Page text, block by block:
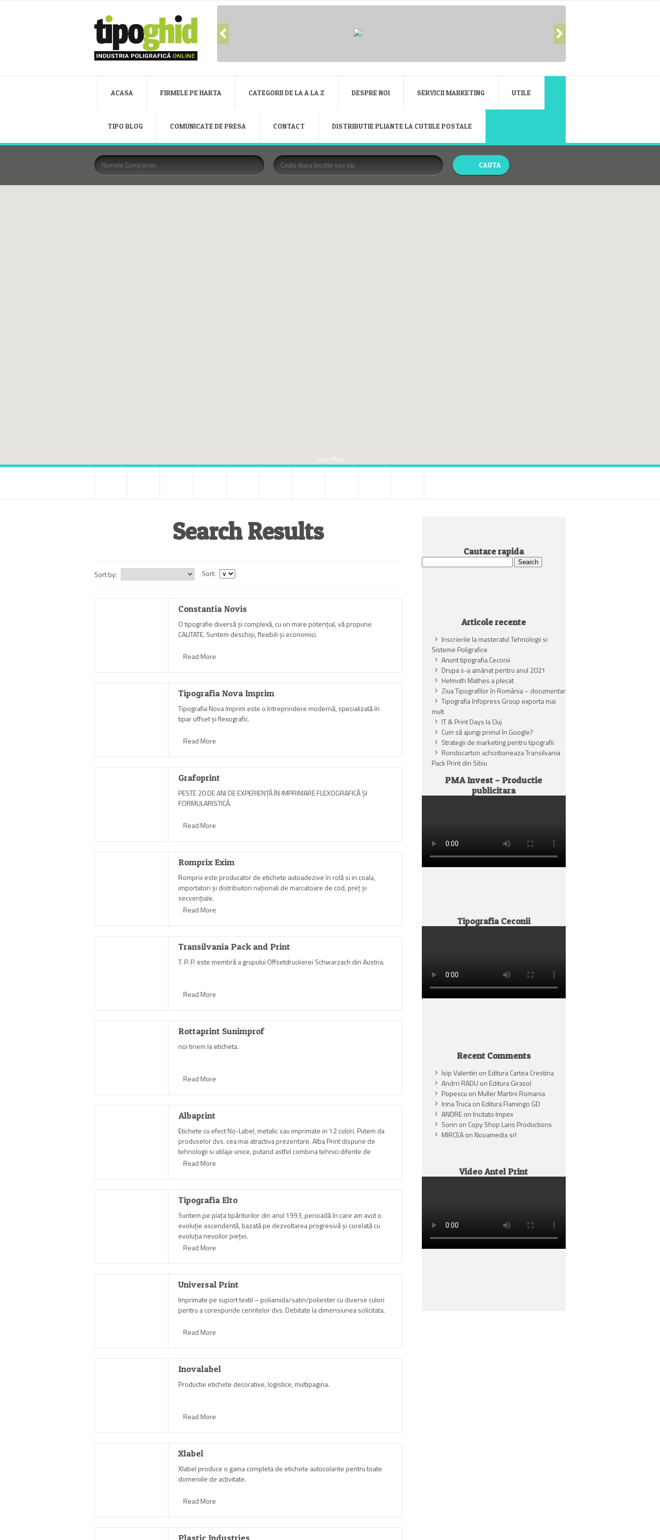
ACASA FIRMELE PE HARTA CATEGORII DE LA A LA Z DESPRE NOI SERVICII MARKETING UTILE
TIPO BLOG COMUNICATE DE PRESA CONTACT DISTRIBUTIE PLIANTE LA CUTIILE POSTALE
Hide Map
Search Results
Sort by: Sort:
Constantia Novis
O tipografie diversă şi complexă, cu un mare potenţial, vă propune
CALITATE. Suntem deschişi, flexibili şi economici.
Read More
Tipografia Nova Imprim
Tipografia Nova Imprim este o întreprindere modernă, specializată în
tipar offset și flexografic.
Read More
Grafoprint
PESTE 20 DE ANI DE EXPERIENȚĂ ÎN IMPRIMARE FLEXOGRAFICĂ ȘI
FORMULARISTICĂ.
Read More
Romprix Exim
Romprix este producator de etichete autoadezive în rolă si in coala,
importatori şi distribuitori naţionali de marcatoare de cod, preţ şi
secvenţiale.
Read More
Transilvania Pack and Print
T. P. P. este membră a grupului Offsetdruckerei Schwarzach din Austria.
Read More
Rottaprint Sunimprof
noi tinem la eticheta.
Read More
Albaprint
Etichete cu efect No-Label, metalic sau imprimate in 12 culori. Putem da
produselor dvs. cea mai atractiva prezentare. Alba Print dispune de
tehnologii si utilaje unice, putand astfel combina tehnici diferite de
imprimare si pana la 12 culori intr-un singur ciclu de productie.
Read More
Tipografia Elto
Suntem pe piaţa tipăriturilor din anul 1993, perioadă în care am avut o
evoluţie ascendentă, bazată pe dezvoltarea progresivă şi corelată cu
evoluţia nevoilor pieţei.
Read More
Universal Print
Imprimate pe suport textil – poliamida/satin/poliester cu diverse culori
pentru a corespunde cerintelor dvs. Debitate la dimensiunea solicitata.
Read More
Inovalabel
Productie etichete decorative, logistice, multipagina.
Read More
Xlabel
Xlabel produce o gama completa de etichete autocolante pentru toate
domeniile de activitate.
Read More
Plastic Industries
Cautare rapida
Search
Articole recente
Inscrierile la masteratul Tehnologii si
Sisteme Poligrafice
Anunt tipografia Ceconii
Drupa s-a amânat pentru anul 2021
Helmuth Mathes a plecat
Ziua Tipografilor în România – documentar
Tipografia Infopress Group exporta mai
mult
IT & Print Days la Cluj
Cum să ajungi primul în Google?
Strategii de marketing pentru tipografii
Rondocarton achizitioneaza Transilvania
Pack Print din Sibiu
PMA Invest – Productie
publicitara
Tipografia Ceconii
Recent Comments
Isip Valentin on Editura Cartea Crestina
Andrri RADU on Editura Girasol
Popescu on Muller Martini Romania
Irina Trucaon Editura Flamingo GD
ANDREon Incitato Impex
Sorin on Copy Shop Laris Productions
MIRCEAon Novamedia srl
Video Antel Print